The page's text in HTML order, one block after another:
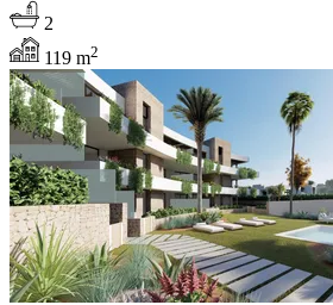
2
119 m2